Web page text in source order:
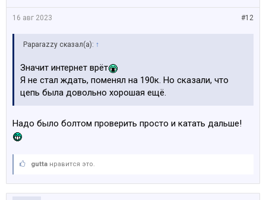
#12
16 авг 2023
Paparazzy сказал(а): ↑
Значит интернет врёт
Я не стал ждать, поменял на 190к. Но сказали, что
цепь была довольно хорошая ещё.
Надо было болтом проверить просто и катать дальше!
gutta нравится это.